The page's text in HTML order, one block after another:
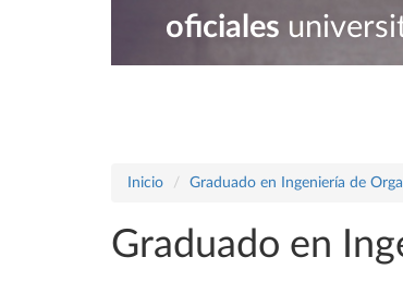
oficiales
Inicio Graduado en Ingeniería de
Graduado en